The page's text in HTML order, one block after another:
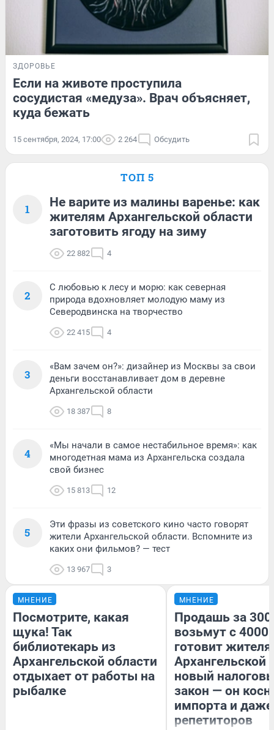
ЗДОРОВЬЕ
Если на животе проступила
сосудистая «медуза». Врач объясняет,
куда бежать
15 сентября, 2024, 17:00 2 264 Обсудить
ТОП 5
1
Не варите из малины варенье: как
жителям Архангельской области
заготовить ягоду на зиму
22 882 4
2
С любовью к лесу и морю: как северная
природа вдохновляет молодую маму из
Северодвинска на творчество
22 415 4
3
«Вам зачем он?»: дизайнер из Москвы за свои
деньги восстанавливает дом в деревне
Архангельской области
18 387 8
4
«Мы начали в самое нестабильное время»: как
многодетная мама из Архангельска создала
свой бизнес
15 813 12
5
Эти фразы из советского кино часто говорят
жители Архангельской области. Вспомните из
каких они фильмов? — тест
13 967 3
МНЕНИЕ
Посмотрите, какая
щука! Так
библиотекарь из
Архангельской области
отдыхает от работы на
рыбалке
МНЕНИЕ
Продашь за
возьмут с
готовит
Архангельской
новый
закон — он
импорта и даже
репетиторов